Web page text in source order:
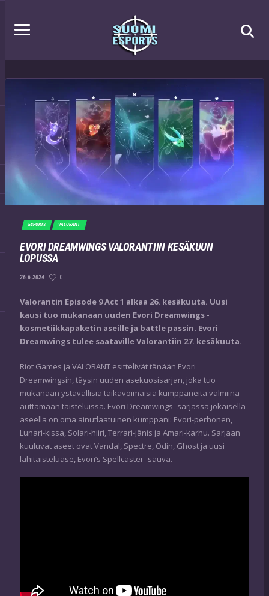
ESPORTS VALORANT
EVORI DREAMWINGS VALORANTIIN KESÄKUUN
LOPUSSA
26.6.2024 0
Valorantin Episode 9 Act 1 alkaa 26. kesäkuuta. Uusi
kausi tuo mukanaan uuden Evori Dreamwings -
kosmetiikkapaketin aseille ja battle passin. Evori
Dreamwings tulee saataville Valorantiin 27. kesäkuuta.
Riot Games ja VALORANT esittelivät tänään Evori
Dreamwingsin, täysin uuden asekuosisarjan, joka tuo
mukanaan ystävällisiä taikavoimaisia kumppaneita valmiina
auttamaan taisteluissa. Evori Dreamwings -sarjassa jokaisella
aseella on oma ainutlaatuinen kumppani: Evori-perhonen,
Lunari-kissa, Solari-hiiri, Terrari-jänis ja Amari-karhu. Sarjaan
kuuluvat aseet ovat Vandal, Spectre, Odin, Ghost ja uusi
lähitaisteluase, Evori’s Spellcaster -sauva.